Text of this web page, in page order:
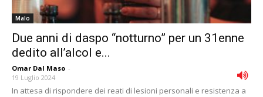
Malo
Due anni di daspo “notturno” per un 31enne
dedito all’alcol e...
Omar Dal Maso -
19 Luglio 2024
In attesa di rispondere dei reati di lesioni personali e resistenza a